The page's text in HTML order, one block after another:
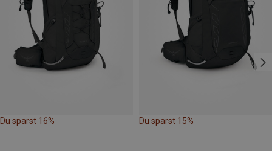
Du sparst 16% Du sparst 15%